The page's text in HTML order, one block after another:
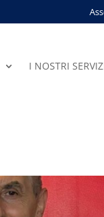
I NOSTRI